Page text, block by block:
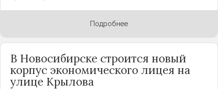
Подробнее
В Новосибирске строится новый
корпус экономического лицея на
улице Крылова